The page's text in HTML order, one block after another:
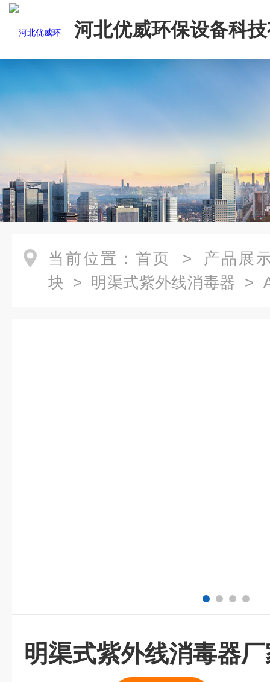
河北优威环保设备科
司
当前位置： 首页 > 产品展
块 > 明渠式紫外线消毒器 >
明渠式紫外线消毒器